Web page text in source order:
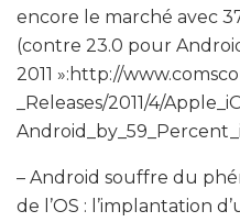
encore le marché avec
(contre 23.0 pour
2011 »:http://
_Releases/2011/4/
– Android souffre du
de l’OS : l’implantation